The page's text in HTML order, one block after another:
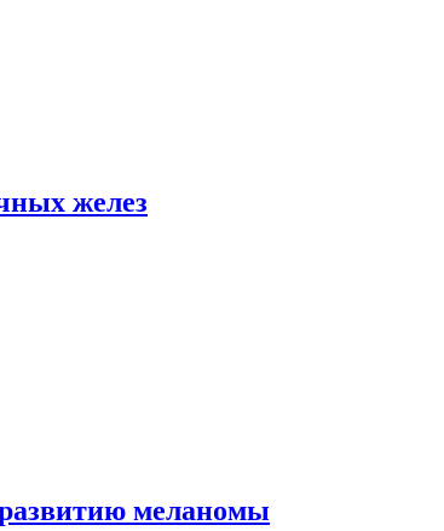
желез
меланомы